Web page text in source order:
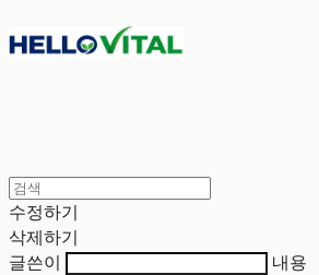
수정하기
삭제하기
글쓴이
내용